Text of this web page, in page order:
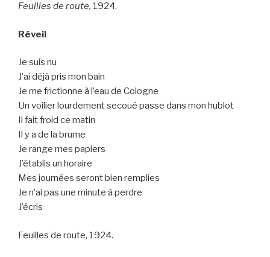
Feuilles de route, 1924.
Réveil
Je suis nu
J’ai déjà pris mon bain
Je me frictionne à l’eau de Cologne
Un voilier lourdement secoué passe dans mon hublot
Il fait froid ce matin
Il y a de la brume
Je range mes papiers
J’établis un horaire
Mes journées seront bien remplies
Je n’ai pas une minute à perdre
J’écris
Feuilles de route, 1924.